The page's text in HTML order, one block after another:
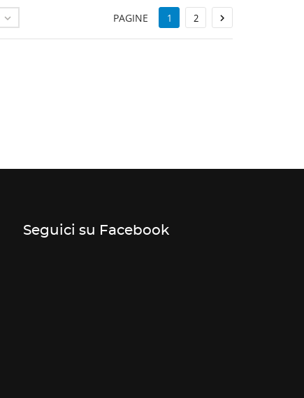
 PAGINE 1 2 
Seguici su Facebook